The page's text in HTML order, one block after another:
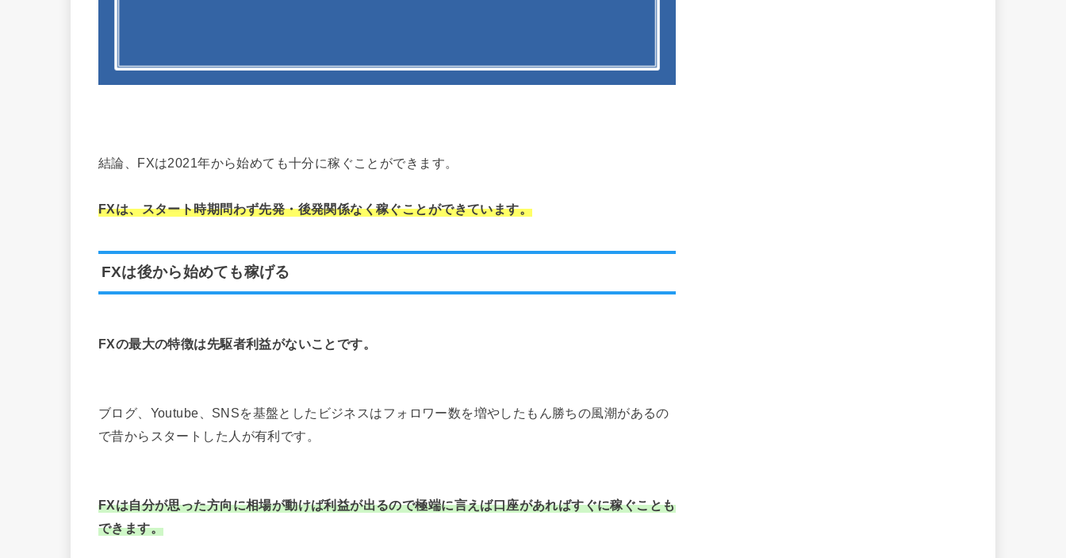
結論、FXは2021年から始めても十分に稼ぐことができます。
FXは、スタート時期問わず先発・後発関係なく稼ぐことができています。
FXは後から始めても稼げる
FXの最大の特徴は先駆者利益がないことです。
ブログ、Youtube、SNSを基盤としたビジネスはフォロワー数を増やしたもん勝ちの風潮があるの
で昔からスタートした人が有利です。
FXは自分が思った方向に相場が動けば利益が出るので極端に言えば口座があればすぐに稼ぐことも
できます。